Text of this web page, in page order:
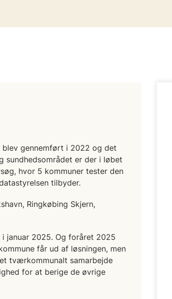
gennemført i 2022 og det
er der i løbet
hvor 5 kommuner tester den
tilbyder.
Ringkøbing Skjern,
januar 2025. Og foråret 2025
får ud af løsningen, men
tværkommunalt samarbejde
for at berige de øvrige